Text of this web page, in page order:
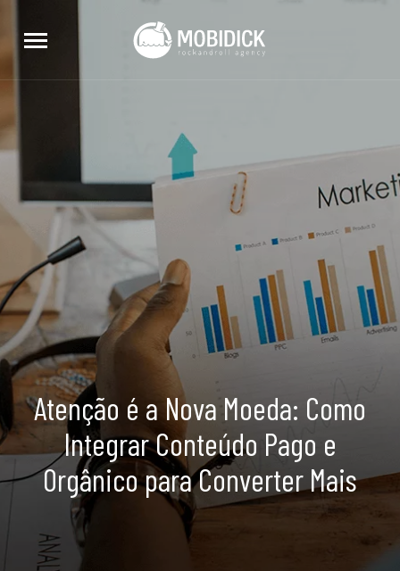
Atenção é a Nova Moeda: Como
Integrar Conteúdo Pago e
Orgânico para Converter Mais